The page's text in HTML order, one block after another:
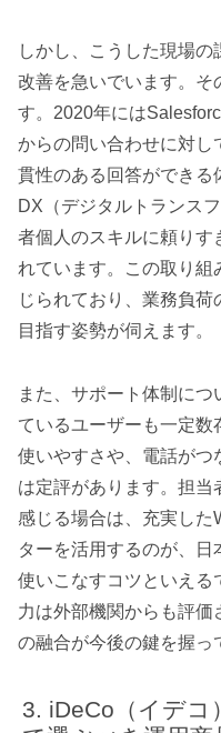
しかし、こうした現場
改善を急いでいます。そ
す。2020年には
からの問い合わせに対し
貫性のある回答ができる
DX（デジタルトランス
者個人のスキルに頼りす
れています。この取り組
じられており、業務負
目指す姿勢が伺えます。
また、サポート体制に
ているユーザーも一定
使いやすさや、電話がつ
は定評があります。担当
感じる場合は、充実した
ターを活用するのが、日
使いこなすコツといえる
力は外部機関からも評
の融合が今後の鍵を握っ
iDeCo（イデコ